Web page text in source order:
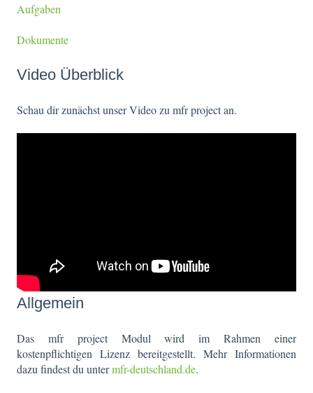
Aufgaben
Dokumente
Video Überblick
Schau dir zunächst unser Video zu mfr project an.
Allgemein
Das mfr project Modul wird im Rahmen einer
kostenpflichtigen Lizenz bereitgestellt. Mehr Informationen
dazu findest du untermfr-deutschland.de.